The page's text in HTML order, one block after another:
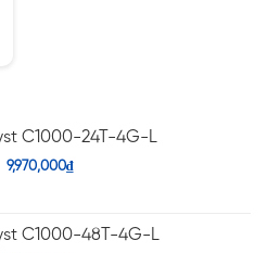
C1000-24T-4G-L
9,970,000₫
C1000-48T-4G-L